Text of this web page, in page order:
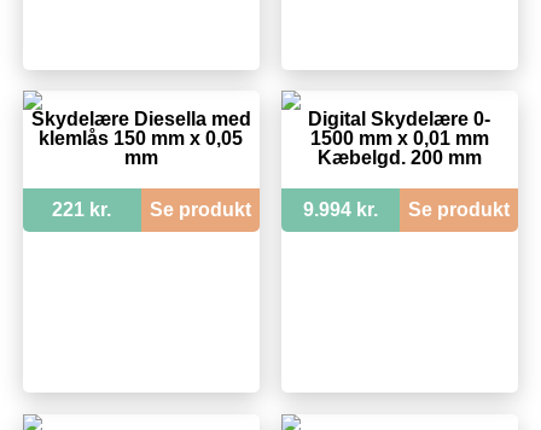
Skydelære Diesella med
klemlås 150 mm x 0,05
mm
221 kr. Se produkt
Digital Skydelære 0-
1500 mm x 0,01 mm
Kæbelgd. 200 mm
9.994 kr. Se produkt